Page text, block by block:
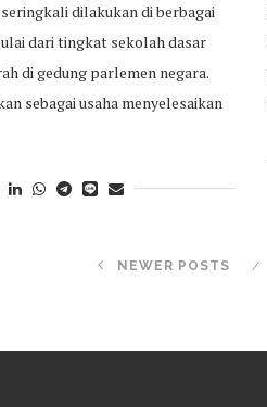
dilakukan di berbagai
dari tingkat sekolah dasar
di gedung parlemen negara.
sebagai usaha menyelesaikan
NEWER POSTS